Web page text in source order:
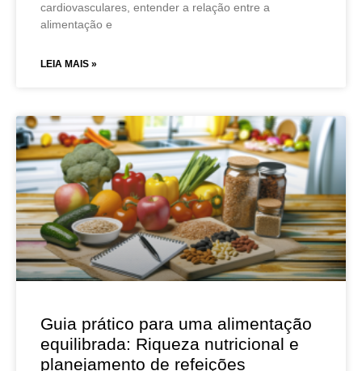
cardiovasculares, entender a relação entre a
alimentação e
LEIA MAIS »
Guia prático para uma alimentação
equilibrada: Riqueza nutricional e
planejamento de refeições